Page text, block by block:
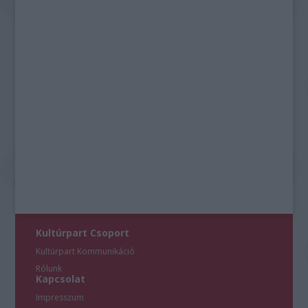
Kultúrpart Csoport
Kultúrpart Kommunikáció
Rólunk
Kapcsolat
Impresszum